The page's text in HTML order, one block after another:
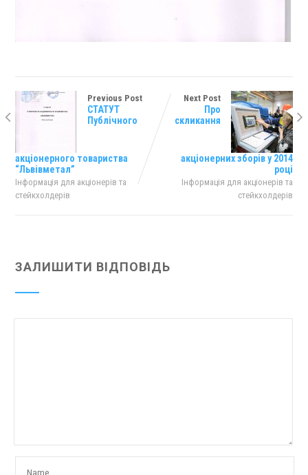
Previous Post
СТАТУТ
Публічного
акціонерного товариства
“Львівметал”
Інформація для акціонерів та
стейкхолдерів
Next Post
Про
скликання
акціонерних зборів у 2014
році
Інформація для акціонерів та
стейкхолдерів
ЗАЛИШИТИ ВІДПОВІДЬ